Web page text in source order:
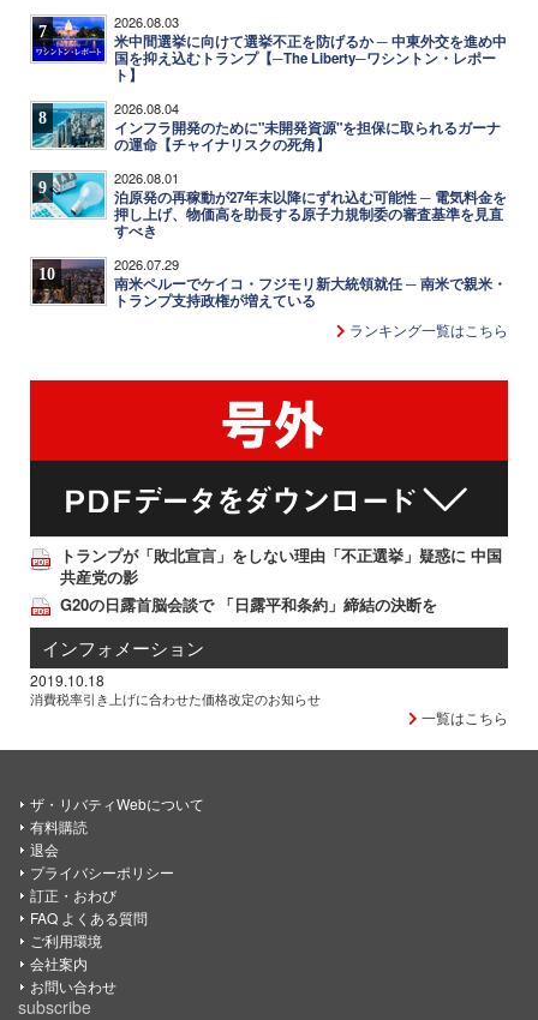
7 2026.08.03
米中間選挙に向けて選挙不正を防げるか ─ 中東外交を進め中
国を抑え込むトランプ【─The Liberty─ワシントン・レポー
ト】
8 2026.08.04
インフラ開発のために"未開発資源"を担保に取られるガーナ
の運命【チャイナリスクの死角】
9 2026.08.01
泊原発の再稼動が27年末以降にずれ込む可能性 ─ 電気料金を
押し上げ、物価高を助長する原子力規制委の審査基準を見直
すべき
10 2026.07.29
南米ペルーでケイコ・フジモリ新大統領就任 ─ 南米で親米・
トランプ支持政権が増えている
ランキング一覧はこちら
トランプが「敗北宣言」をしない理由「不正選挙」疑惑に 中国
共産党の影
G20の日露首脳会談で 「日露平和条約」締結の決断を
インフォメーション
2019.10.18
消費税率引き上げに合わせた価格改定のお知らせ
一覧はこちら
ザ・リバティWebについて
有料購読
退会
プライバシーポリシー
訂正・おわび
FAQ よくある質問
ご利用環境
会社案内
お問い合わせ
subscribe